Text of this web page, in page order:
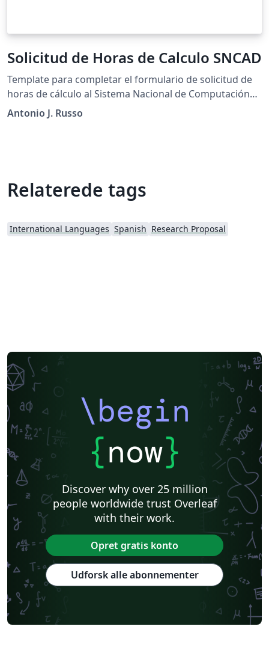
Solicitud de Horas de Calculo SNCAD
Template para completar el formulario de solicitud de
horas de cálculo al Sistema Nacional de Computación
de Alto Desempeño.
Antonio J. Russo
Relaterede tags
International Languages Spanish Research Proposal
\begin
{now}
Discover why over 25 million
people worldwide trust Overleaf
with their work.
Opret gratis konto
Udforsk alle abonnementer